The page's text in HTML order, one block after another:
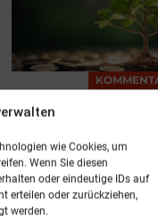
wie Cookies, um
Wenn Sie diesen
oder eindeutige IDs auf
erteilen oder zurückziehen,
werden.
Aus für
5. August 2026,